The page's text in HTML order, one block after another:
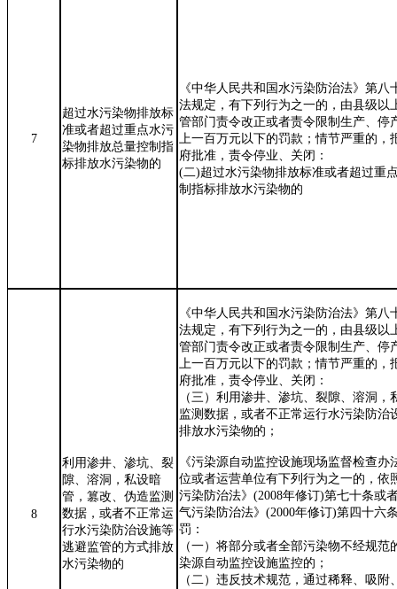
7
超过水污染物排放标
准或者超过重点水污
染物排放总量控制指
标排放水污染物的
《中华人民共和国水污染防治法》第八
法规定，有下列行为之一的，由县级以
管部门责令改正或者责令限制生产、停
上一百万元以下的罚款；情节严重的，
府批准，责令停业、关闭：
(二)超过水污染物排放标准或者超过重
制指标排放水污染物的
8
利用渗井、渗坑、裂
隙、溶洞，私设暗
管，篡改、伪造监测
数据，或者不正常运
行水污染防治设施等
逃避监管的方式排放
水污染物的
《中华人民共和国水污染防治法》第八
法规定，有下列行为之一的，由县级以
管部门责令改正或者责令限制生产、停
上一百万元以下的罚款；情节严重的，
府批准，责令停业、关闭：
（三）利用渗井、渗坑、裂隙、溶洞
监测数据，或者不正常运行水污染防治
排放水污染物的；
《污染源自动监控设施现场监督检查
位或者运营单位有下列行为之一的，依
污染防治法》(2008年修订)第七十条或
气污染防治法》(2000年修订)第四十六
罚：
（一）将部分或者全部污染物不经规
染源自动监控设施监控的；
（二）违反技术规范，通过稀释、吸